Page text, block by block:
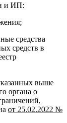
и ИП:
средства
средств в
выше
органа о
от 25.02.2022 №